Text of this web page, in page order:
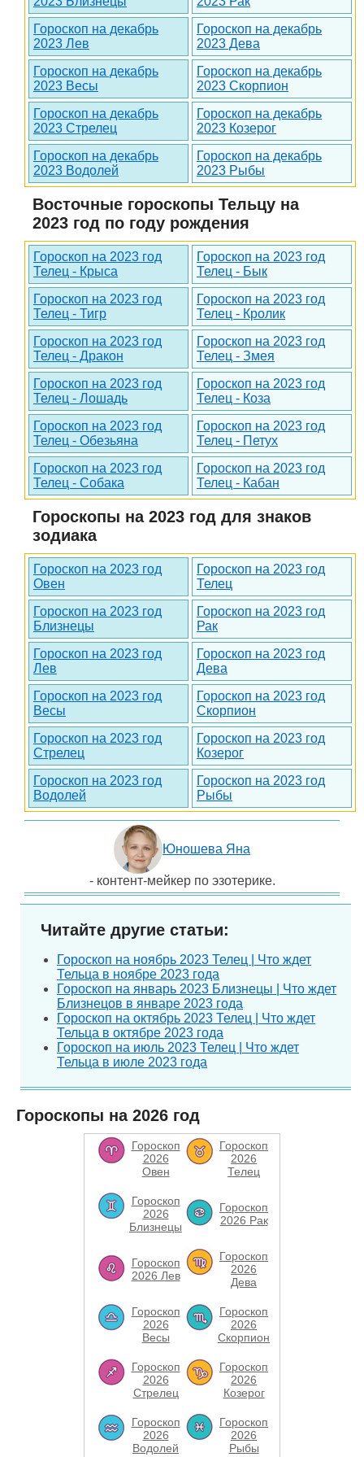
Гороскоп на декабрь
2023 Лев
Гороскоп на декабрь
2023 Дева
Гороскоп на декабрь
2023 Весы
Гороскоп на декабрь
2023 Скорпион
Гороскоп на декабрь
2023 Стрелец
Гороскоп на декабрь
2023 Козерог
Гороскоп на декабрь
2023 Водолей
Гороскоп на декабрь
2023 Рыбы
Восточные гороскопы Тельцу на
2023 год по году рождения
Гороскоп на 2023 год
Телец - Крыса
Гороскоп на 2023 год
Телец - Бык
Гороскоп на 2023 год
Телец - Тигр
Гороскоп на 2023 год
Телец - Кролик
Гороскоп на 2023 год
Телец - Дракон
Гороскоп на 2023 год
Телец - Змея
Гороскоп на 2023 год
Телец - Лошадь
Гороскоп на 2023 год
Телец - Коза
Гороскоп на 2023 год
Телец - Обезьяна
Гороскоп на 2023 год
Телец - Петух
Гороскоп на 2023 год
Телец - Собака
Гороскоп на 2023 год
Телец - Кабан
Гороскопы на 2023 год для знаков
зодиака
Гороскоп на 2023 год
Овен
Гороскоп на 2023 год
Телец
Гороскоп на 2023 год
Близнецы
Гороскоп на 2023 год
Рак
Гороскоп на 2023 год
Лев
Гороскоп на 2023 год
Дева
Гороскоп на 2023 год
Весы
Гороскоп на 2023 год
Скорпион
Гороскоп на 2023 год
Стрелец
Гороскоп на 2023 год
Козерог
Гороскоп на 2023 год
Водолей
Гороскоп на 2023 год
Рыбы
Юношева Яна
- контент-мейкер по эзотерике.
Читайте другие статьи:
Гороскоп на ноябрь 2023 Телец | Что ждет
Тельца в ноябре 2023 года
Гороскоп на январь 2023 Близнецы | Что ждет
Близнецов в январе 2023 года
Гороскоп на октябрь 2023 Телец | Что ждет
Тельца в октябре 2023 года
Гороскоп на июль 2023 Телец | Что ждет
Тельца в июле 2023 года
Гороскопы на 2026 год
Гороскоп
2026
Овен
Гороскоп
2026
Телец
Гороскоп
2026
Близнецы
Гороскоп
2026 Рак
Гороскоп
2026 Лев
Гороскоп
2026
Дева
Гороскоп
2026
Весы
Гороскоп
2026
Скорпион
Гороскоп
2026
Стрелец
Гороскоп
2026
Козерог
Гороскоп
2026
Водолей
Гороскоп
2026
Рыбы